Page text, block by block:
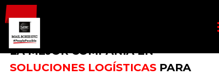
LA MEJOR COMPAÑÍA EN
SOLUCIONES LOGÍSTICAS PARA